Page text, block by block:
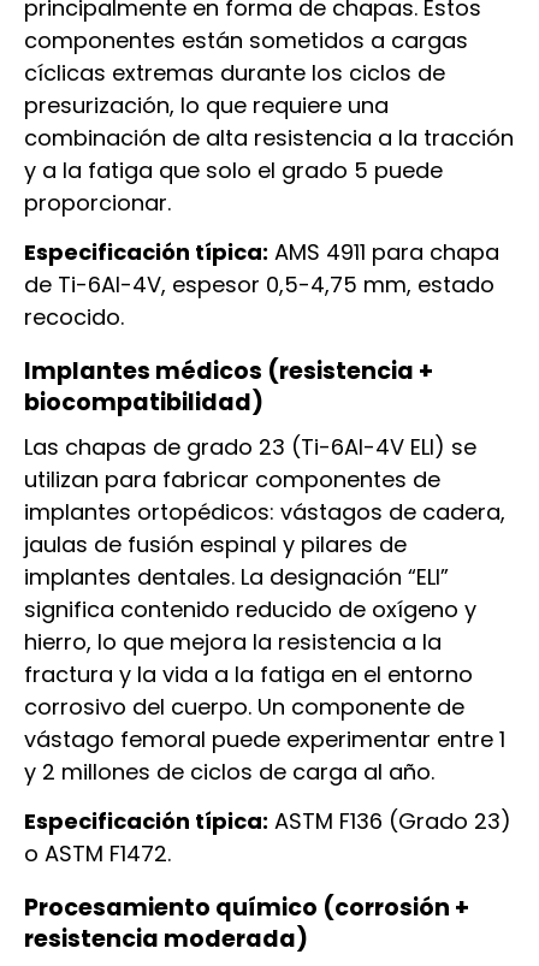
principalmente en forma de chapas. Estos
componentes están sometidos a cargas
cíclicas extremas durante los ciclos de
presurización, lo que requiere una
combinación de alta resistencia a la tracción
y a la fatiga que solo el grado 5 puede
proporcionar.
Especificación típica: AMS 4911 para chapa
de Ti-6Al-4V, espesor 0,5-4,75 mm, estado
recocido.
Implantes médicos (resistencia +
biocompatibilidad)
Las chapas de grado 23 (Ti-6Al-4V ELI) se
utilizan para fabricar componentes de
implantes ortopédicos: vástagos de cadera,
jaulas de fusión espinal y pilares de
implantes dentales. La designación “ELI”
significa contenido reducido de oxígeno y
hierro, lo que mejora la resistencia a la
fractura y la vida a la fatiga en el entorno
corrosivo del cuerpo. Un componente de
vástago femoral puede experimentar entre 1
y 2 millones de ciclos de carga al año.
Especificación típica: ASTM F136 (Grado 23)
o ASTM F1472.
Procesamiento químico (corrosión +
resistencia moderada)